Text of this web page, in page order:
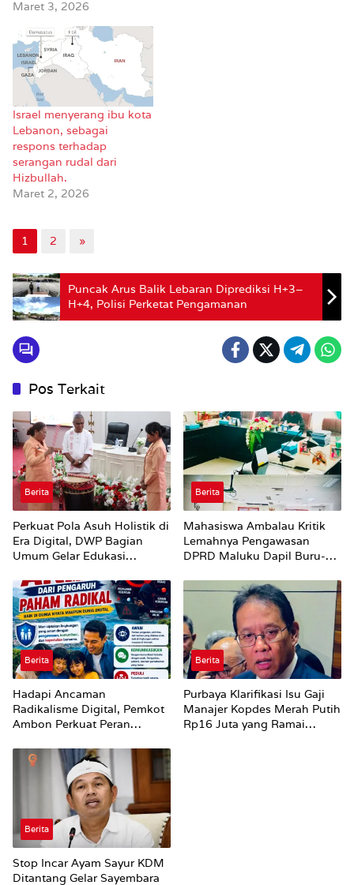
Maret 3, 2026
Israel menyerang ibu kota
Lebanon, sebagai
respons terhadap
serangan rudal dari
Hizbullah.
Maret 2, 2026
1 2 »
Puncak Arus Balik Lebaran Diprediksi H+3–
H+4, Polisi Perketat Pengamanan
Pos Terkait
Berita
Perkuat Pola Asuh Holistik di
Era Digital, DWP Bagian
Umum Gelar Edukasi
Berita
Mahasiswa Ambalau Kritik
Lemahnya Pengawasan
DPRD Maluku Dapil Buru-
Perubahan Status Jalan
Berita
Hadapi Ancaman
Radikalisme Digital, Pemkot
Ambon Perkuat Peran
Berita
Purbaya Klarifikasi Isu Gaji
Manajer Kopdes Merah Putih
Rp16 Juta yang Ramai
Berita
Stop Incar Ayam Sayur KDM
Ditantang Gelar Sayembara